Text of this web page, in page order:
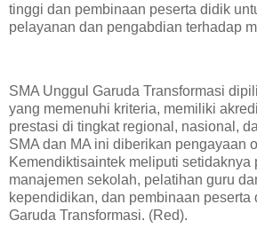
tinggi dan pembinaan peserta didik
pelayanan dan pengabdian terhadap
SMA Unggul Garuda Transformasi
yang memenuhi kriteria, memiliki
prestasi di tingkat regional, nasional,
SMA dan MA ini diberikan pengayaan
Kemendiktisaintek meliputi setidaknya
manajemen sekolah, pelatihan guru
kependidikan, dan pembinaan peserta
Garuda Transformasi. (Red).